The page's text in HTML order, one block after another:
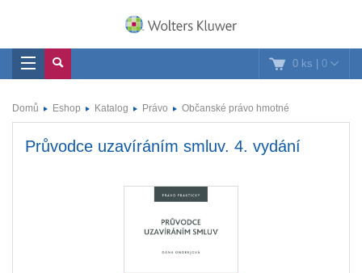
0 ks | 0
Domů Eshop Katalog Právo Občanské právo hmotné
Průvodce uzavíráním smluv. 4. vydání